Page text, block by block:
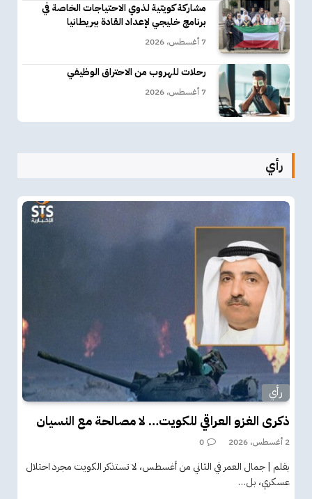
مشاركة كويتية لذوي الاحتياجات الخاصة في
برنامج خليجي لإعداد القادة ببريطانيا
7 أغسطس، 2026
رحلات للهروب من الاحتراق الوظيفي
7 أغسطس، 2026
رأي
رأي
ذكرى الغزو العراقي للكويت… لا مصالحة مع النسيان
2 أغسطس، 2026 0
بقلم | جمال العمر في الثاني من أغسطس، لا تستذكر الكويت مجرد احتلال
عسكري، بل…